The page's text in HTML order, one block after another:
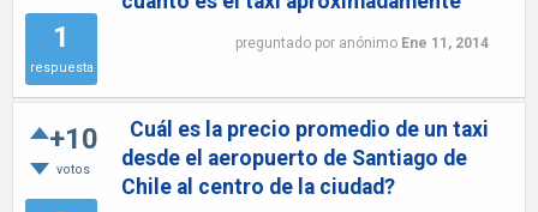
1
respuesta
preguntado por anónimo Ene 11, 2014
+10
votos
Cuál es la precio promedio de un taxi
desde el aeropuerto de Santiago de
Chile al centro de la ciudad?